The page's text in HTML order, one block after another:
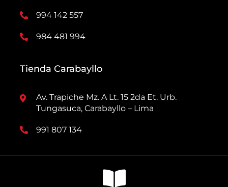
994 142 557
984 481 994
Tienda Carabayllo
Av. Trapiche Mz. A Lt. 15 2da Et. Urb.
Tungasuca, Carabayllo – Lima
991 807 134